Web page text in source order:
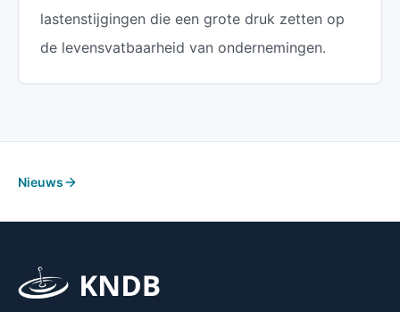
lastenstijgingen die een grote druk zetten op
de levensvatbaarheid van ondernemingen.
Nieuws